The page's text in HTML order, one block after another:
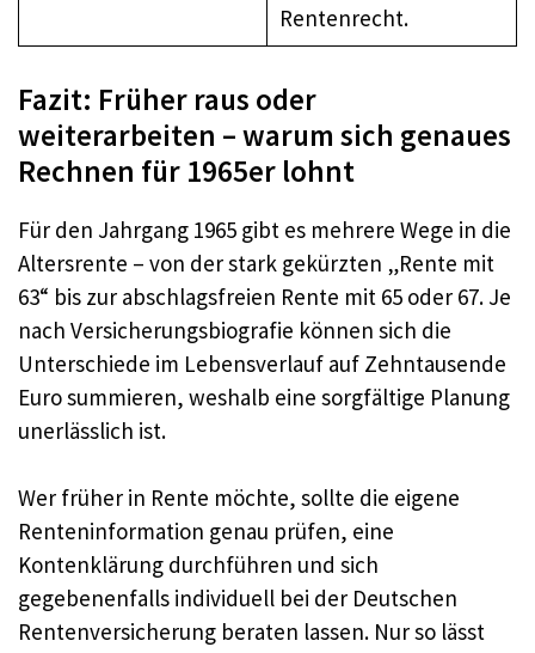
Rentenrecht.
Fazit: Früher raus oder
weiterarbeiten – warum sich genaues
Rechnen für 1965er lohnt
Für den Jahrgang 1965 gibt es mehrere Wege in die
Altersrente – von der stark gekürzten „Rente mit
63“ bis zur abschlagsfreien Rente mit 65 oder 67. Je
nach Versicherungsbiografie können sich die
Unterschiede im Lebensverlauf auf Zehntausende
Euro summieren, weshalb eine sorgfältige Planung
unerlässlich ist.
Wer früher in Rente möchte, sollte die eigene
Renteninformation genau prüfen, eine
Kontenklärung durchführen und sich
gegebenenfalls individuell bei der Deutschen
Rentenversicherung beraten lassen. Nur so lässt